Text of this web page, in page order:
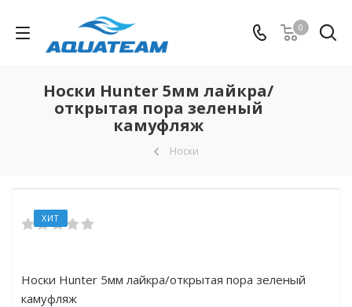
0
Носки Hunter 5мм лайкра/
открытая пора зеленый
камуфляж
Носки
ХИТ
Носки Hunter 5мм лайкра/открытая пора зеленый
камуфляж